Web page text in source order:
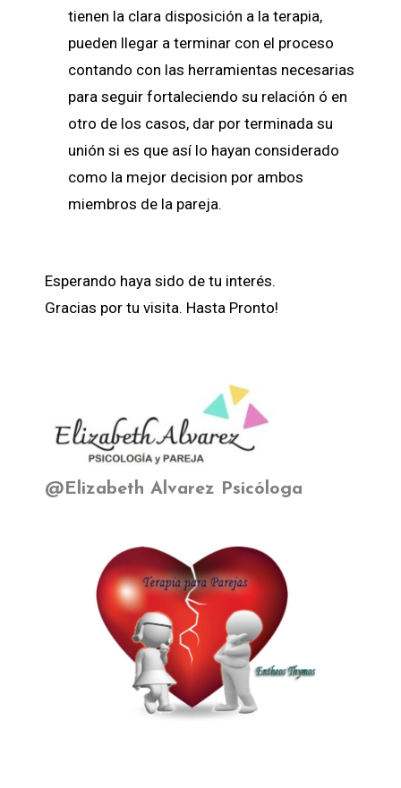
tienen la clara disposición a la terapia,
pueden llegar a terminar con el proceso
contando con las herramientas necesarias
para seguir fortaleciendo su relación ó en
otro de los casos, dar por terminada su
unión si es que así lo hayan considerado
como la mejor decision por ambos
miembros de la pareja.
Esperando haya sido de tu interés.
Gracias por tu visita. Hasta Pronto!
@Elizabeth Alvarez Psicóloga